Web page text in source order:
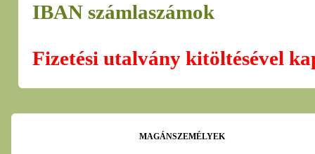
IBAN számlaszámok
Fizetési utalvány kitöltésével
MAGÁNSZEMÉLYEK